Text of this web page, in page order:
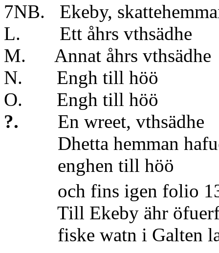
7NB. Ekeby,
L. Ett åhrs
M. Annat åhrs
N. Engh till
O. Engh till
?. En wreet,
Dhetta hemman
enghen till
och fins igen folio
Till Ekeby ähr
fiske watn i Galten